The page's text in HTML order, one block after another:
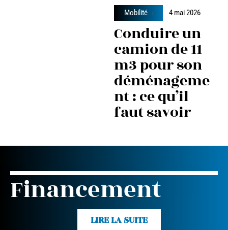
Mobilité 4 mai 2026
Conduire un
camion de 11
m3 pour son
déménageme
nt : ce qu’il
faut savoir
Financement
LIRE LA SUITE